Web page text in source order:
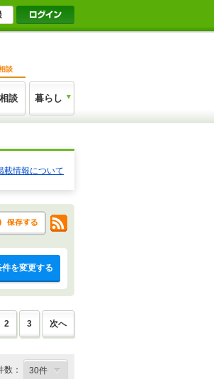
談
談 暮らし
載情報について
を変更する
2 3 次へ
数：